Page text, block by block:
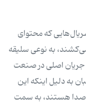
که محتوای
به نوعی سلیقه
جریان اصلی در صنعت
به دلیل اینکه این
صدا هستند، به سمت